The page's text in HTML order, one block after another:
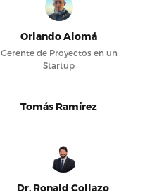
Orlando Alomá
Gerente de Proyectos en un
Startup
Tomás Ramírez
Dr. Ronald Collazo